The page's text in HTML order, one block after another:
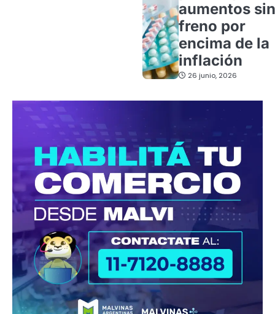
aumentos sin
freno por
encima de la
inflación
26 junio, 2026